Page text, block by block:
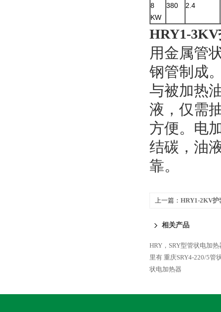
8
KW
380 2.4
HRY1-
用金属管
钢管制成
与被加热
液，仅需
方便。电
结碳，油
靠。
上一篇： HRY1-2KV护
相关产品
HRY，SRY型管状电加热
里有 重庆SRY4-220/5管
状电加热器